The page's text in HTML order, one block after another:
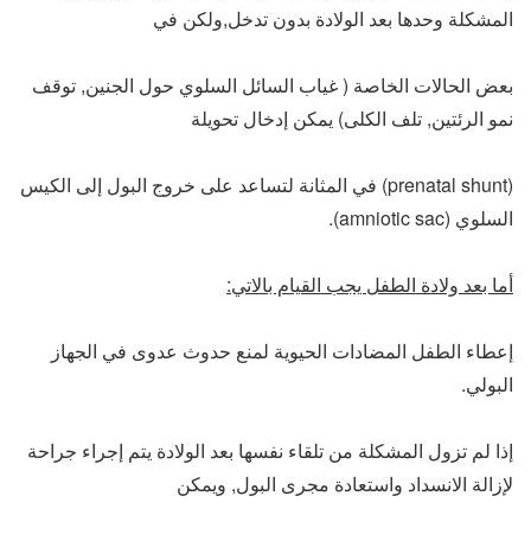
المشكلة وحدها بعد الولادة بدون تدخل,ولكن في
بعض الحالات الخاصة ( غياب السائل السلوي حول الجنين, توقف
نمو الرئتين, تلف الكلى) يمكن إدخال تحويلة
(prenatal shunt) في المثانة لتساعد على خروج البول إلى الكيس
السلوي (amniotic sac).
أما بعد ولادة الطفل يجب القيام بالاتي:
إعطاء الطفل المضادات الحيوية لمنع حدوث عدوى في الجهاز
البولي.
إذا لم تزول المشكلة من تلقاء نفسها بعد الولادة يتم إجراء جراحة
لإزالة الانسداد واستعادة مجرى البول, ويمكن